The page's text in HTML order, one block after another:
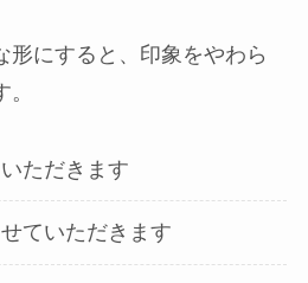
形にすると、印象をやわら
ただきます
ていただきます